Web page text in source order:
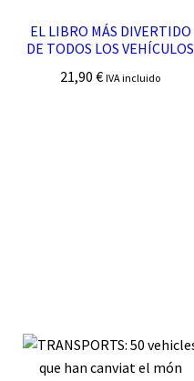
EL LIBRO MÁS DIVERTIDO
DE TODOS LOS VEHÍCULOS
21,90€ IVA incluido